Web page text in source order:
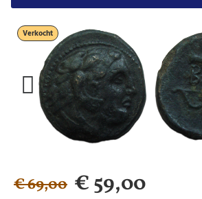
Verkocht
€ 59,00
€ 69,00